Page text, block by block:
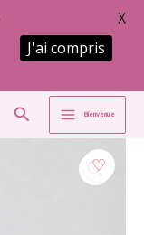
RechercherBienvenue
J'ai compris
X